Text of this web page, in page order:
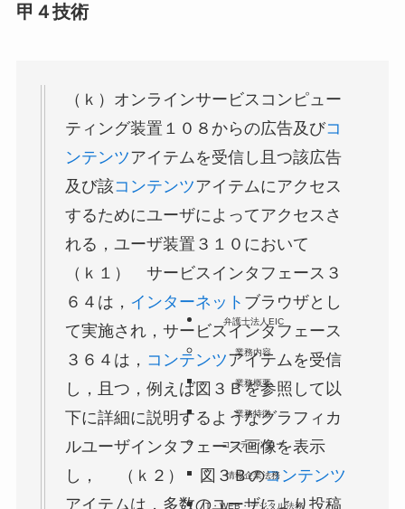
甲４技術
（ｋ）オンラインサービスコンピュー
ティング装置１０８からの広告及びコ
ンテンツアイテムを受信し且つ該広告
及び該コンテンツアイテムにアクセス
するためにユーザによってアクセスさ
れる，ユーザ装置３１０において
（ｋ１） サービスインタフェース３
６４は， インターネット ブラウザとし
て実施され，サービスインタフェース
３６４は， コンテンツアイテムを受信
し，且つ，例えば図３Ｂを参照して以
下に詳細に説明するようなグラフィカ
ルユーザインタフェース画像を表示
し， （ｋ２） 図３Ｂのコンテンツ
アイテムは，多数のユーザにより投稿
弁護士法人EIC
業務内容
業務概要
業務特徴
コンテンツロー
情報企業法務
IT・WEB・デジタル法務